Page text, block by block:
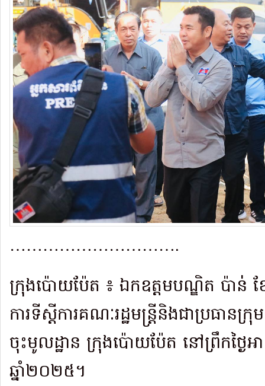
………………………….
ក្រុងប៉ោយប៉ែត ៖ ឯកឧត្តមបណ្ឌិត ប៉ាន់ ខ
ការទីស្ដីការគណៈរដ្ឋមន្ត្រីនិងជាប្រធានក្រុម
ចុះមូលដ្ឋាន ក្រុងប៉ោយប៉ែត នៅព្រឹកថ្ងៃអ
ឆ្នាំ២០២៥។